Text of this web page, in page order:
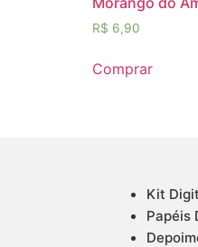
R$ 6,90
Comprar
Kit
Papéis